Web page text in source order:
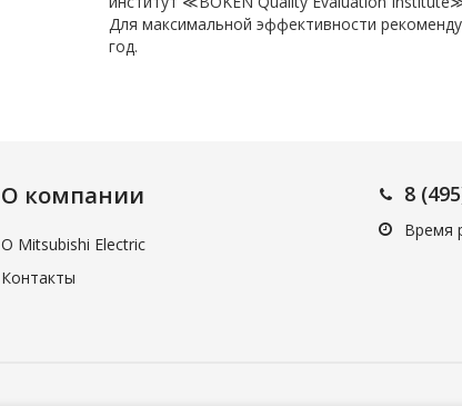
Для максимальной эффективности
год.
О компании
О Mitsubishi Electric
Контакты
8
Время